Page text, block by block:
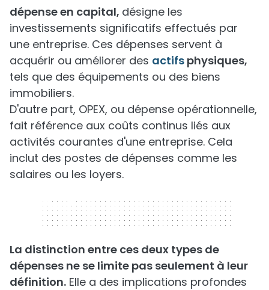
dépense en capital, désigne les
investissements significatifs effectués par
une entreprise. Ces dépenses servent à
acquérir ou améliorer des actifs physiques,
tels que des équipements ou des biens
immobiliers.
D'autre part, OPEX, ou dépense opérationnelle,
fait référence aux coûts continus liés aux
activités courantes d'une entreprise. Cela
inclut des postes de dépenses comme les
salaires ou les loyers.
320 x 50
La distinction entre ces deux types de
dépenses ne se limite pas seulement à leur
définition. Elle a des implications profondes